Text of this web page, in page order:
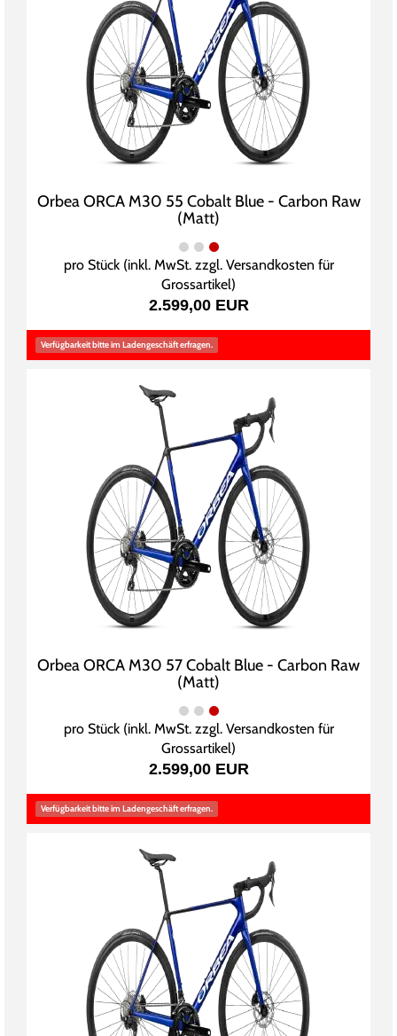
Orbea ORCA M30 55 Cobalt Blue - Carbon Raw
(Matt)
pro Stück (inkl. MwSt. zzgl. Versandkosten für
Grossartikel)
2.599,00 EUR
Verfügbarkeit bitte im Ladengeschäft erfragen.
Orbea ORCA M30 57 Cobalt Blue - Carbon Raw
(Matt)
pro Stück (inkl. MwSt. zzgl. Versandkosten für
Grossartikel)
2.599,00 EUR
Verfügbarkeit bitte im Ladengeschäft erfragen.